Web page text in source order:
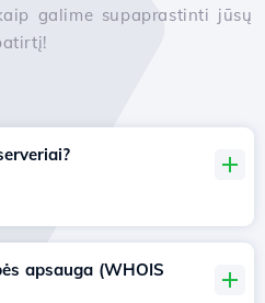
galime supaprastinti jūsų
apsauga (WHOIS